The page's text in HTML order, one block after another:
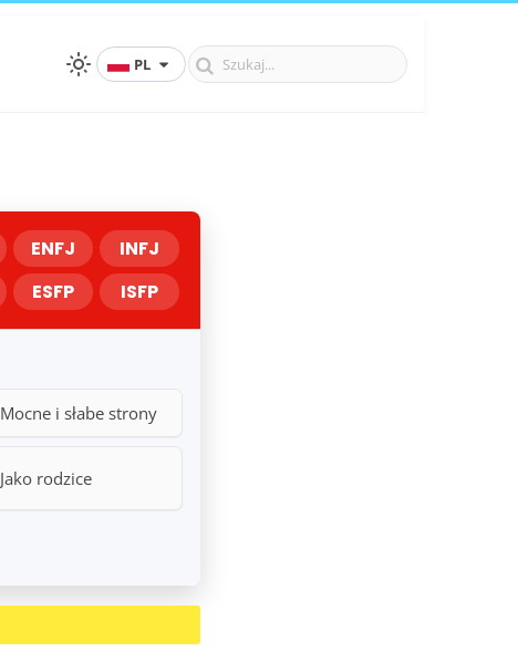
PL
ENFJ
INFJ
ESFP ISFP
Mocne i słabe strony
Jako rodzice